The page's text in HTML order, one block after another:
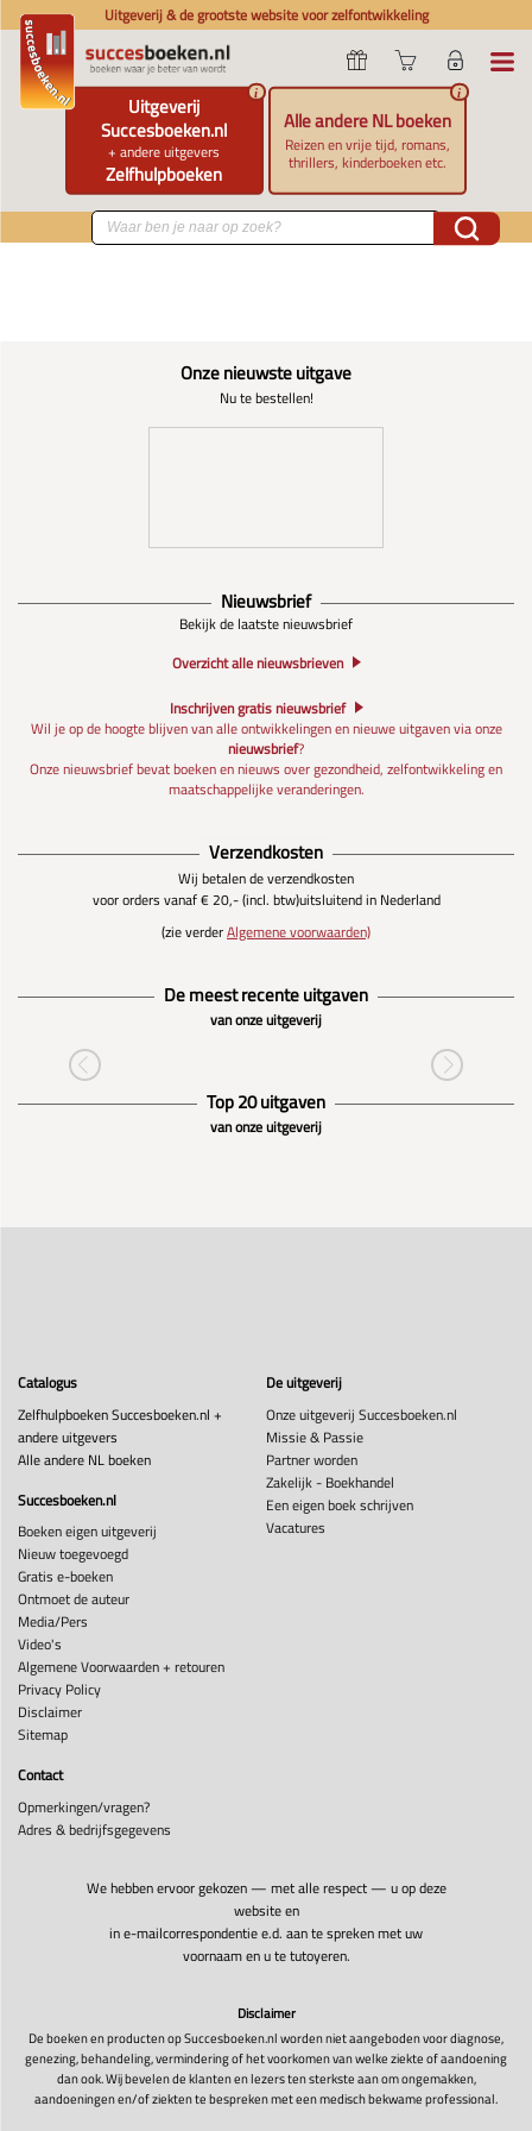
Uitgeverij & de grootste website voor zelfontwikkeling
Uitgeverij
Succesboeken.nl
+ andere uitgevers
Zelfhulpboeken
i
Alle andere NL boeken
Reizen en vrije tijd, romans,
thrillers, kinderboeken etc.
i
Onze nieuwste uitgave
Nu te bestellen!
Nieuwsbrief
Bekijk de laatste nieuwsbrief
Overzicht alle nieuwsbrieven
Inschrijven gratis nieuwsbrief
Wil je op de hoogte blijven van alle ontwikkelingen en nieuwe uitgaven via onze
nieuwsbrief?
Onze nieuwsbrief bevat boeken en nieuws over gezondheid, zelfontwikkeling en
maatschappelijke veranderingen.
Verzendkosten
Wij betalen de verzendkosten
voor orders vanaf € 20,- (incl. btw)uitsluitend in Nederland
(zie verderAlgemene voorwaarden)
De meest recente uitgaven
van onze uitgeverij
Top 20 uitgaven
van onze uitgeverij
Catalogus
Zelfhulpboeken Succesboeken.nl +
andere uitgevers
Alle andere NL boeken
Succesboeken.nl
Boeken eigen uitgeverij
Nieuw toegevoegd
Gratis e-boeken
Ontmoet de auteur
Media/Pers
Video's
Algemene Voorwaarden + retouren
Privacy Policy
Disclaimer
Sitemap
De uitgeverij
Onze uitgeverij Succesboeken.nl
Missie & Passie
Partner worden
Zakelijk - Boekhandel
Een eigen boek schrijven
Vacatures
Contact
Opmerkingen/vragen?
Adres & bedrijfsgegevens
We hebben ervoor gekozen — met alle respect — u op deze
website en
in e-mailcorrespondentie e.d. aan te spreken met uw
voornaam en u te tutoyeren.
Disclaimer
De boeken en producten op Succesboeken.nl worden niet aangeboden voor diagnose,
genezing, behandeling, vermindering of het voorkomen van welke ziekte of aandoening
dan ook. Wij bevelen de klanten en lezers ten sterkste aan om ongemakken,
aandoeningen en/of ziekten te bespreken met een medisch bekwame professional.